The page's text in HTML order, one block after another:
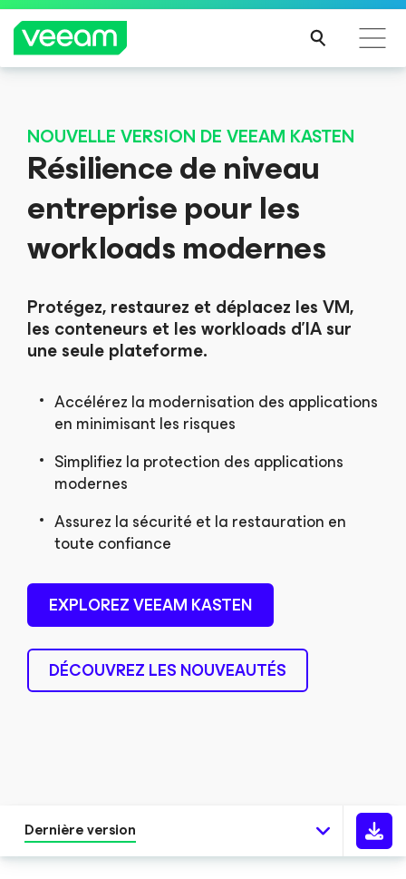
impactés par la mise à jour de CrowdStrike
LIRE
LA
SUIT
NOUVELLE VERSION DE VEEAM KASTEN
Résilience de niveau
entreprise pour les
workloads modernes
Protégez, restaurez et déplacez les VM,
les conteneurs et les workloads d’IA sur
une seule plateforme.
Accélérez la modernisation des applications
en minimisant les risques
Simplifiez la protection des applications
modernes
Assurez la sécurité et la restauration en
toute confiance
EXPLOREZ VEEAM KASTEN
DÉCOUVREZ LES NOUVEAUTÉS
Dernière version